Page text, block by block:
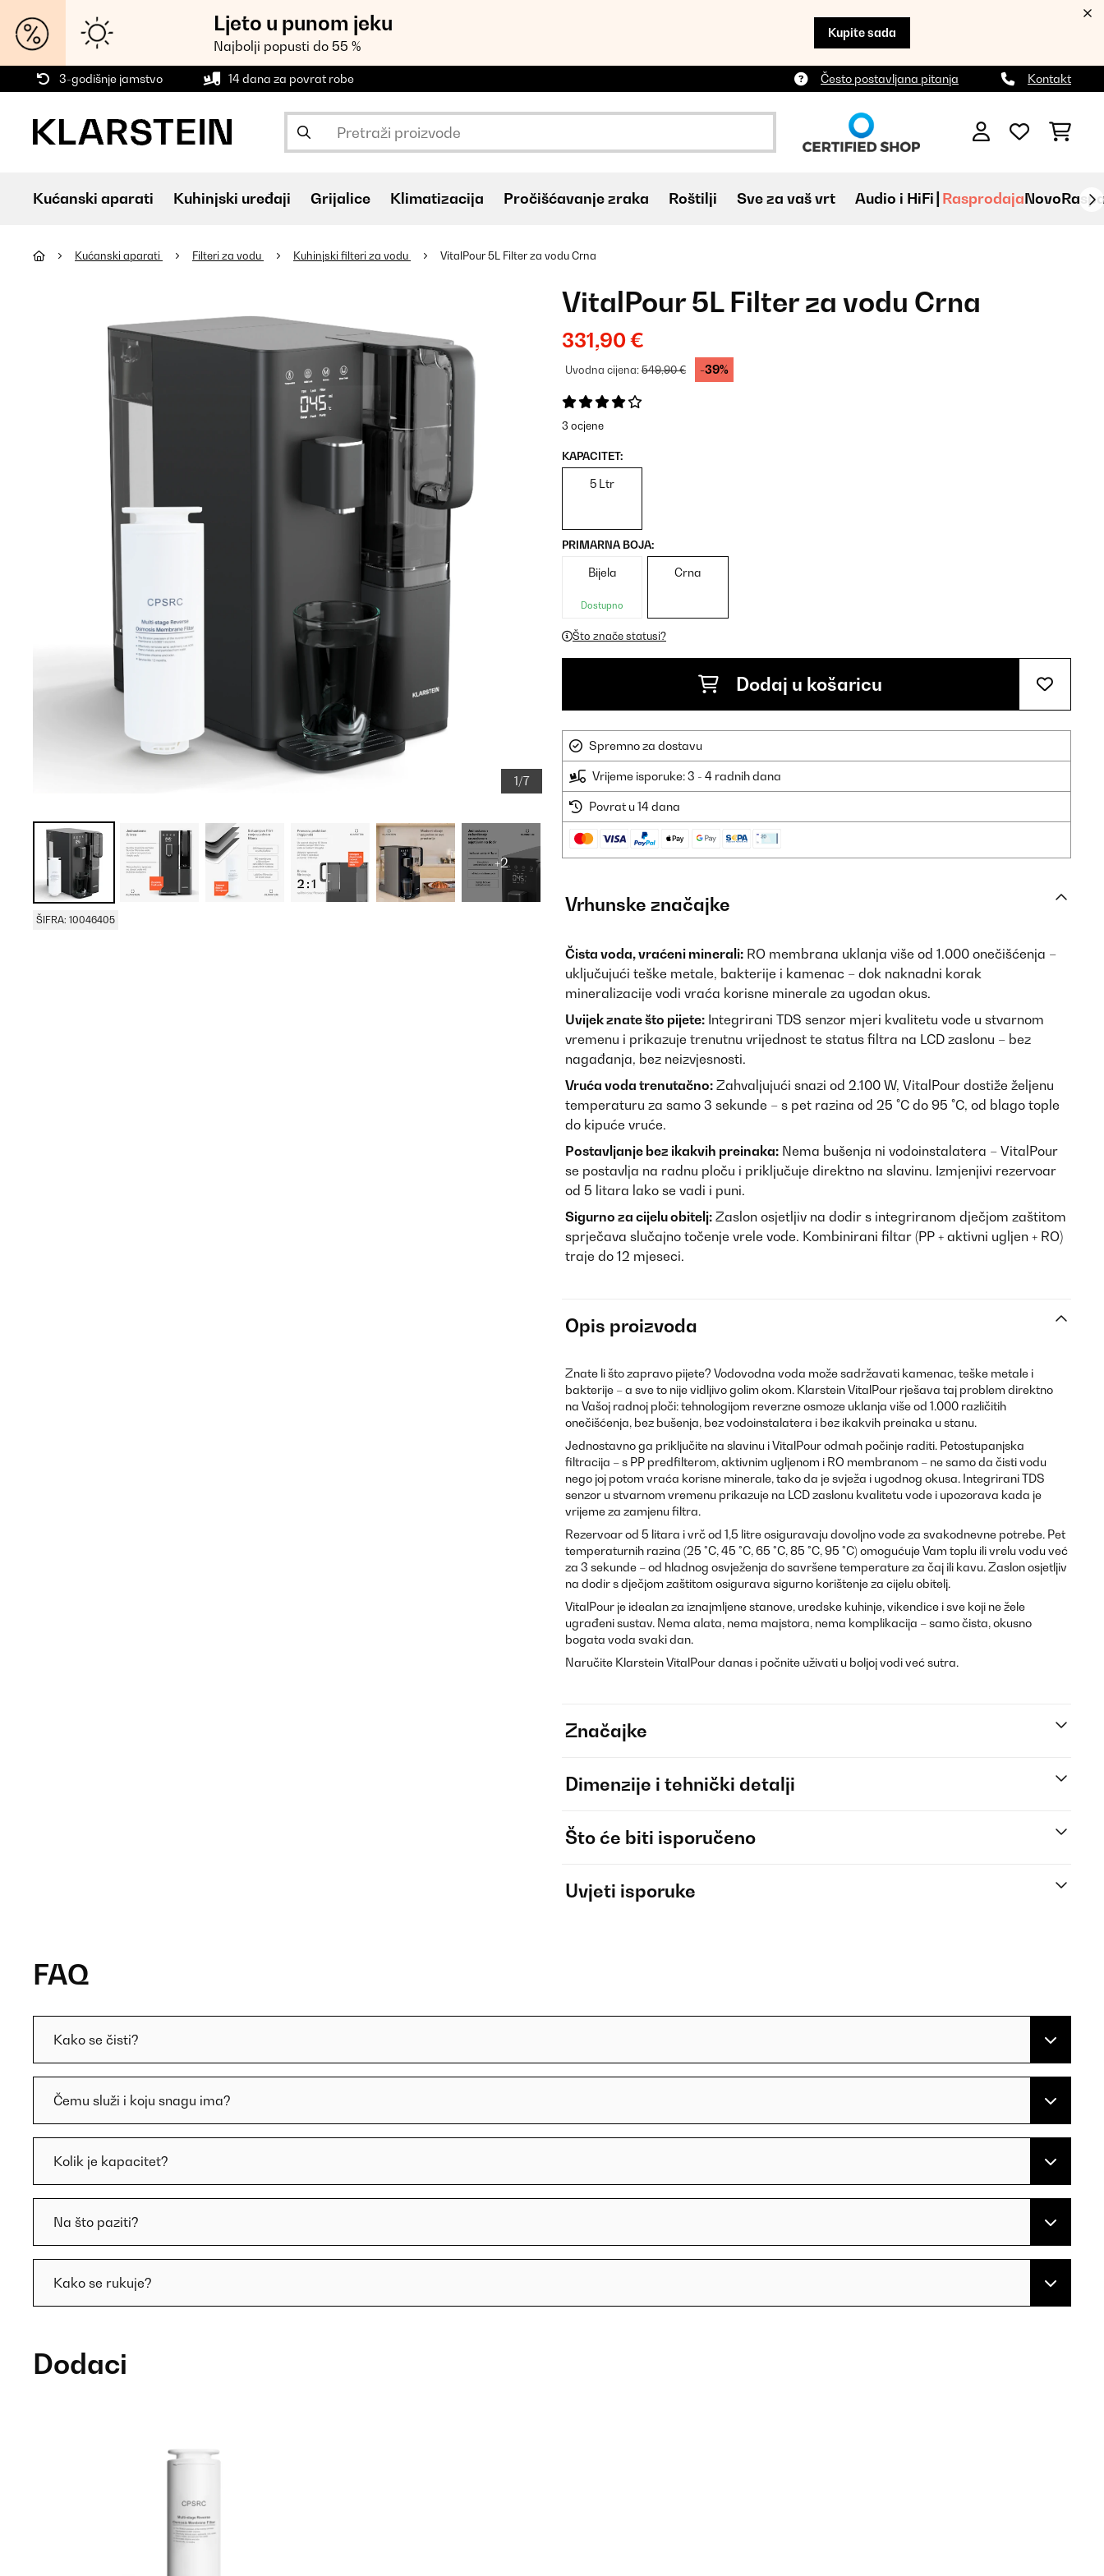
Ljeto u punom jeku
Najbolji popusti do 55 %
Kupite sada
3-godišnje jamstvo 14 dana za povrat robe Često postavljana pitanja Kontakt
Kućanski aparati Kuhinjski uređaji Grijalice Klimatizacija Pročišćavanje zraka Roštilji Sve za vaš vrt Audio i HiFi RasprodajaNovo
Kućanski aparati Filteri za vodu Kuhinjski filteri za vodu VitalPour 5L Filter za vodu Crna
1/7
+2
ŠIFRA: 10046405
VitalPour 5L Filter za vodu Crna
331,90 €
Uvodna cijena:549,90 € -39%
3 ocjene
KAPACITET:
5 Ltr
PRIMARNA BOJA:
Bijela
Dostupno
Crna
Što znače statusi?
Dodaj u košaricu
Spremno za dostavu
Vrijeme isporuke: 3 - 4 radnih dana
Povrat u 14 dana
Vrhunske značajke
Čista voda, vraćeni minerali: RO membrana uklanja više od 1.000 onečišćenja –
uključujući teške metale, bakterije i kamenac – dok naknadni korak
mineralizacije vodi vraća korisne minerale za ugodan okus.
Uvijek znate što pijete: Integrirani TDS senzor mjeri kvalitetu vode u stvarnom
vremenu i prikazuje trenutnu vrijednost te status filtra na LCD zaslonu – bez
nagađanja, bez neizvjesnosti.
Vruća voda trenutačno: Zahvaljujući snazi od 2.100 W, VitalPour dostiže željenu
temperaturu za samo 3 sekunde – s pet razina od 25 °C do 95 °C, od blago tople
do kipuće vruće.
Postavljanje bez ikakvih preinaka: Nema bušenja ni vodoinstalatera – VitalPour
se postavlja na radnu ploču i priključuje direktno na slavinu. Izmjenjivi rezervoar
od 5 litara lako se vadi i puni.
Sigurno za cijelu obitelj: Zaslon osjetljiv na dodir s integriranom dječjom zaštitom
sprječava slučajno točenje vrele vode. Kombinirani filtar (PP + aktivni ugljen + RO)
traje do 12 mjeseci.
Opis proizvoda
Znate li što zapravo pijete? Vodovodna voda može sadržavati kamenac, teške metale i
bakterije – a sve to nije vidljivo golim okom. Klarstein VitalPour rješava taj problem direktno
na Vašoj radnoj ploči: tehnologijom reverzne osmoze uklanja više od 1.000 različitih
onečišćenja, bez bušenja, bez vodoinstalatera i bez ikakvih preinaka u stanu.
Jednostavno ga priključite na slavinu i VitalPour odmah počinje raditi. Petostupanjska
filtracija – s PP predfilterom, aktivnim ugljenom i RO membranom – ne samo da čisti vodu
nego joj potom vraća korisne minerale, tako da je svježa i ugodnog okusa. Integrirani TDS
senzor u stvarnom vremenu prikazuje na LCD zaslonu kvalitetu vode i upozorava kada je
vrijeme za zamjenu filtra.
Rezervoar od 5 litara i vrč od 1,5 litre osiguravaju dovoljno vode za svakodnevne potrebe. Pet
temperaturnih razina (25 °C, 45 °C, 65 °C, 85 °C, 95 °C) omogućuje Vam toplu ili vrelu vodu već
za 3 sekunde – od hladnog osvježenja do savršene temperature za čaj ili kavu. Zaslon osjetljiv
na dodir s dječjom zaštitom osigurava sigurno korištenje za cijelu obitelj.
VitalPour je idealan za iznajmljene stanove, uredske kuhinje, vikendice i sve koji ne žele
ugrađeni sustav. Nema alata, nema majstora, nema komplikacija – samo čista, okusno
bogata voda svaki dan.
Naručite Klarstein VitalPour danas i počnite uživati u boljoj vodi već sutra.
Značajke
Dimenzije i tehnički detalji
Što će biti isporučeno
Uvjeti isporuke
FAQ
Kako se čisti?
Čemu služi i koju snagu ima?
Kolik je kapacitet?
Na što paziti?
Kako se rukuje?
Dodaci